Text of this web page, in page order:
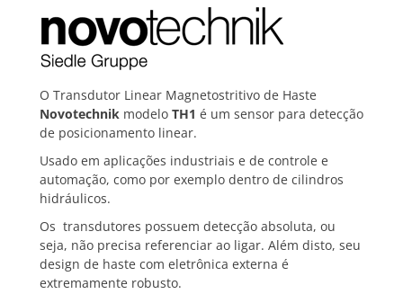
O Transdutor Linear Magnetostritivo de Haste
Novotechnik modelo TH1 é um sensor para detecção
de posicionamento linear.
Usado em aplicações industriais e de controle e
automação, como por exemplo dentro de cilindros
hidráulicos.
Os transdutores possuem detecção absoluta, ou
seja, não precisa referenciar ao ligar. Além disto, seu
design de haste com eletrônica externa é
extremamente robusto.